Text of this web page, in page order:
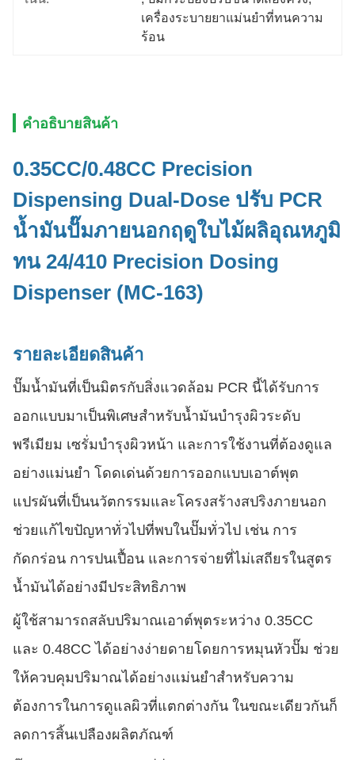
เครื่องระบายยาแม่นยําที่ทนความ
ร้อน
คําอธิบายสินค้า
0.35CC/0.48CC Precision
Dispensing Dual-Dose ปรับ PCR
น้ำมันปั๊มภายนอกฤดูใบไม้ผลิอุณหภูมิ
ทน 24/410 Precision Dosing
Dispenser (MC-163)
รายละเอียดสินค้า
ปั๊มน้ำมันที่เป็นมิตรกับสิ่งแวดล้อม PCR นี้ได้รับการ
ออกแบบมาเป็นพิเศษสำหรับน้ำมันบำรุงผิวระดับ
พรีเมียม เซรั่มบำรุงผิวหน้า และการใช้งานที่ต้องดูแล
อย่างแม่นยำ โดดเด่นด้วยการออกแบบเอาต์พุต
แปรผันที่เป็นนวัตกรรมและโครงสร้างสปริงภายนอก
ช่วยแก้ไขปัญหาทั่วไปที่พบในปั๊มทั่วไป เช่น การ
กัดกร่อน การปนเปื้อน และการจ่ายที่ไม่เสถียรในสูตร
น้ำมันได้อย่างมีประสิทธิภาพ
ผู้ใช้สามารถสลับปริมาณเอาต์พุตระหว่าง 0.35CC
และ 0.48CC ได้อย่างง่ายดายโดยการหมุนหัวปั๊ม ช่วย
ให้ควบคุมปริมาณได้อย่างแม่นยำสำหรับความ
ต้องการในการดูแลผิวที่แตกต่างกัน ในขณะเดียวกันก็
ลดการสิ้นเปลืองผลิตภัณฑ์